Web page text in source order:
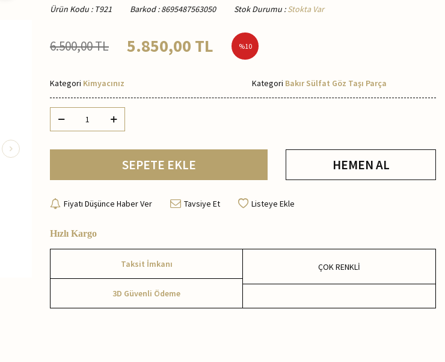
Ürün Kodu : T921 Barkod : 8695487563050 Stok Durumu : Stokta Var
6.500,00TL 5.850,00 TL %10
Kategori Kimyacınız Kategori Bakır Sülfat Göz Taşı Parça
SEPETE EKLE HEMEN AL
Fiyatı Düşünce Haber Ver Tavsiye Et Listeye Ekle
Hızlı Kargo
Taksit İmkanı
3D Güvenli Ödeme
ÇOK RENKLİ